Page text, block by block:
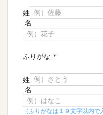
姓
名
ふりがな ＊
姓
名
（ふりがなは１９文字以内で